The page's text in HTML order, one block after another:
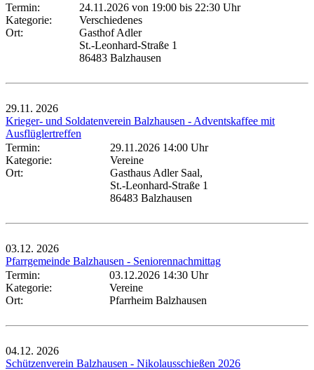
Termin:
24.11.2026 von 19:00 bis 22:30 Uhr
Kategorie:
Verschiedenes
Ort:
Gasthof Adler
St.-Leonhard-Straße 1
86483 Balzhausen
29.11. 2026
Krieger- und Soldatenverein Balzhausen - Adventskaffee mit
Ausflüglertreffen
Termin:
29.11.2026 14:00 Uhr
Kategorie:
Vereine
Ort:
Gasthaus Adler Saal,
St.-Leonhard-Straße 1
86483 Balzhausen
03.12. 2026
Pfarrgemeinde Balzhausen - Seniorennachmittag
Termin:
03.12.2026 14:30 Uhr
Kategorie:
Vereine
Ort:
Pfarrheim Balzhausen
04.12. 2026
Schützenverein Balzhausen - Nikolausschießen 2026